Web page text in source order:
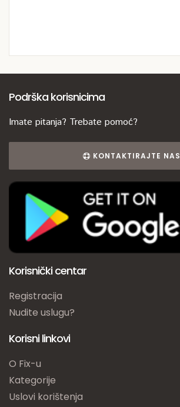
Podrška korisnicima
Imate pitanja? Trebate pomoć?
KONTAKTIRAJTE NAS
Korisnički centar
Registracija
Nudite uslugu?
Korisni linkovi
O Fix-u
Kategorije
Uslovi korištenja